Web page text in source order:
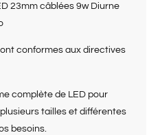
23mm câblées 9w Diurne
conformes aux directives
complète de LED pour
tailles et différentes
besoins.